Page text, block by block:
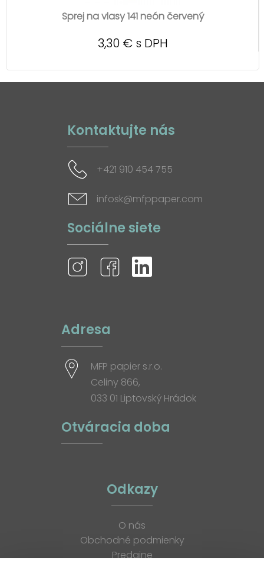
Sprej na vlasy 141 neón červený
3,30 € s DPH
Kontaktujte nás
+421 910 454 755
infosk@mfppaper.com
Sociálne siete
Adresa
MFP papier s.r.o.
Celiny 866,
033 01 Liptovský Hrádok
Otváracia doba
Odkazy
O nás
Obchodné podmienky
Predajne